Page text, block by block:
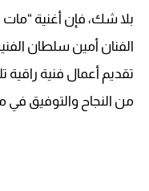
بلا شك، فإن أغنية
الفنان أمين سلطان
تقديم أعمال فنية راقية
من النجاح والتوفيق في